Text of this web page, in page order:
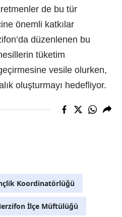
de bu tür
önemli katkılar
düzenlenen bu
tüketim
vesile olurken,
oluşturmayı hedefliyor.
Koordinatörlüğü
İlçe Müftülüğü